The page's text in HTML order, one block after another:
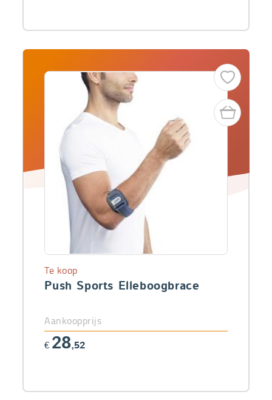
Push Sports Elleboogbrace
Te koop
Aankoopprijs
€ 28,52